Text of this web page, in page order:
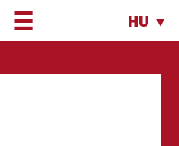
☰ HU ▼